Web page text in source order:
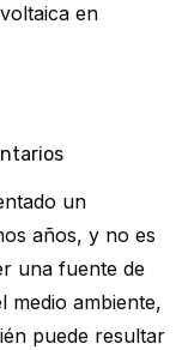
en
un
años, y no es
una fuente de
medio ambiente,
puede resultar